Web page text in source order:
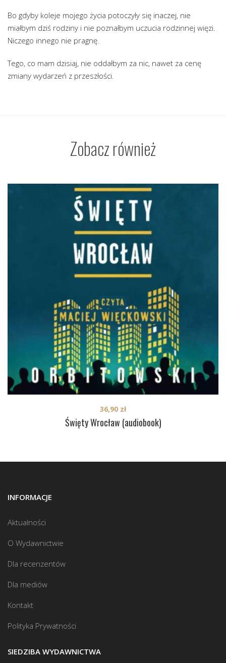
Bo gdyby koleje mojego życia potoczyły się inaczej, nie
miałbym dziś rodziny i nie poznałbym uczucia rodzinnej więzi.
Niczego innego nie pragnę.
Tego, co mam dzisiaj, nie oddałbym za nic, nawet za cenę
zmiany wydarzeń z przeszłości.
Zobacz również
Święty Wrocław (audiobook)
36,90 zł
INFORMACJE
Aktualności
O Wydawnictwie
Dla recenzentów
Dla mediów
Kontakt
Polityka Prywatności
SIEDZIBA WYDAWNICTWA